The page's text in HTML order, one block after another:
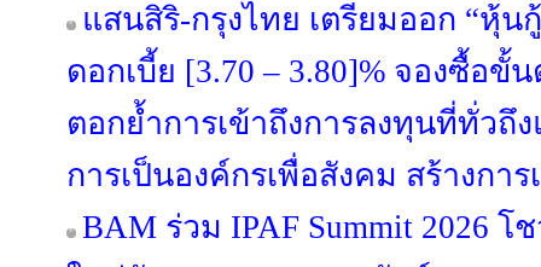
แสนสิริ-กรุงไทย เตรียมออก “หุ้
ดอกเบี้ย [3.70 – 3.80]% จองซื้อขั้
ตอกย้ำการเข้าถึงการลงทุนที่ทั่วถึ
การเป็นองค์กรเพื่อสังคม สร้างกา
BAM ร่วม IPAF Summit 2026 โ